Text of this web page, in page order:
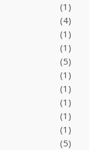
(1)
(4)
(1)
(1)
(5)
(1)
(1)
(1)
(1)
(1)
(5)